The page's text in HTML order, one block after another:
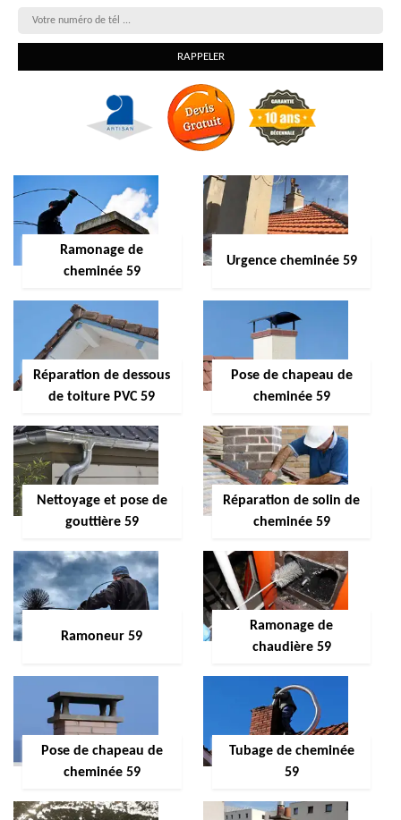
Ramonage de
cheminée 59
Urgence cheminée 59
Réparation de dessous
de toiture PVC 59
Pose de chapeau de
cheminée 59
Nettoyage et pose de
gouttière 59
Réparation de solin de
cheminée 59
Ramoneur 59
Ramonage de
chaudière 59
Pose de chapeau de
cheminée 59
Tubage de cheminée
59